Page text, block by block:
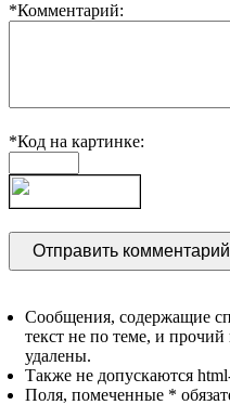
*Комментарий:
*Код на картинке:
Сообщения, содержащие
текст не по теме, и
удалены.
Также не допускаются
Поля, помеченные *